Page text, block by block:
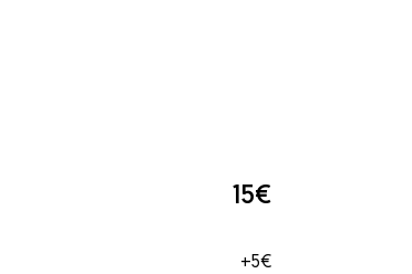
15€
+5€